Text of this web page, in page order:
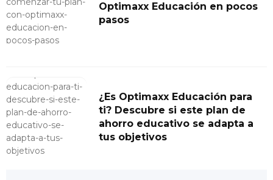
Optimaxx Educación en pocos
pasos
¿Es Optimaxx Educación para
ti? Descubre si este plan de
ahorro educativo se adapta a
tus objetivos